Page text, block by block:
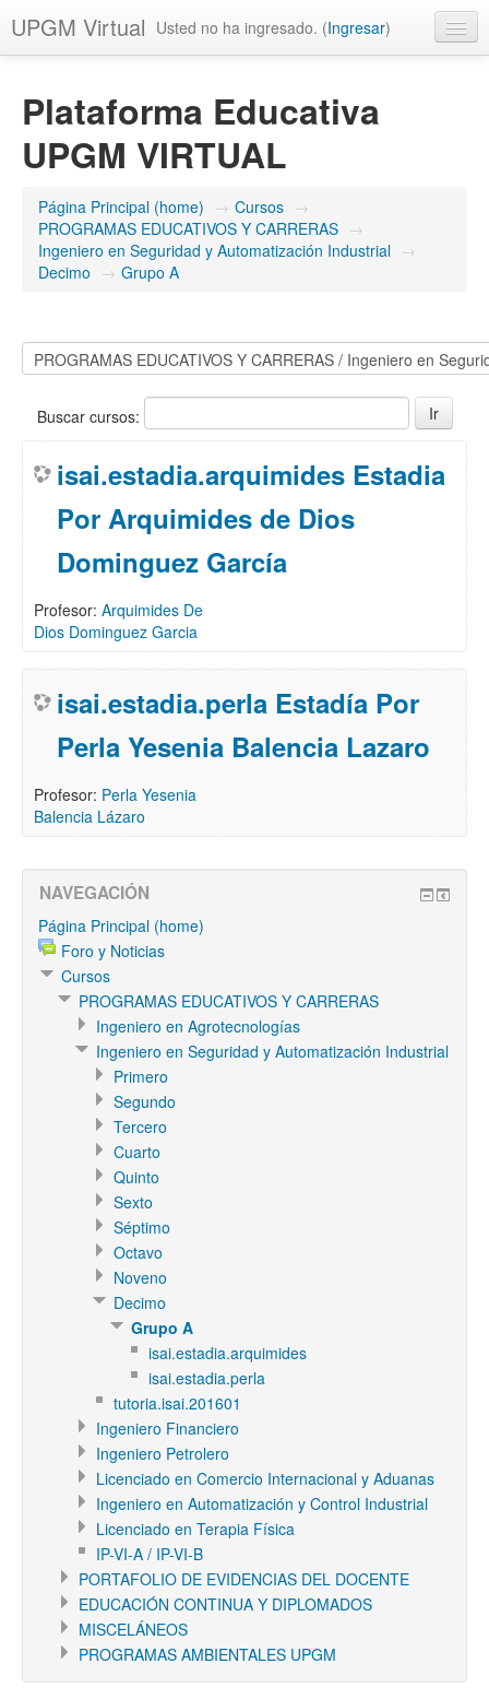
UPGM Virtual Usted no ha ingresado. (Ingresar)
Plataforma Educativa
UPGM VIRTUAL
Página Principal (home) → Cursos →
PROGRAMAS EDUCATIVOS Y CARRERAS →
Ingeniero en Seguridad y Automatización Industrial →
Decimo → Grupo A
Buscar cursos:
isai.estadia.arquimides Estadia
Por Arquimides de Dios
Dominguez García
Profesor: Arquimides De
Dios Dominguez Garcia
isai.estadia.perla Estadía Por
Perla Yesenia Balencia Lazaro
Profesor: Perla Yesenia
Balencia Lázaro
NAVEGACIÓN
Página Principal (home)
Foro y Noticias
Cursos
PROGRAMAS EDUCATIVOS Y CARRERAS
Ingeniero en Agrotecnologías
Ingeniero en Seguridad y Automatización Industrial
Primero
Segundo
Tercero
Cuarto
Quinto
Sexto
Séptimo
Octavo
Noveno
Decimo
Grupo A
isai.estadia.arquimides
isai.estadia.perla
tutoria.isai.201601
Ingeniero Financiero
Ingeniero Petrolero
Licenciado en Comercio Internacional y Aduanas
Ingeniero en Automatización y Control Industrial
Licenciado en Terapia Física
IP-VI-A / IP-VI-B
PORTAFOLIO DE EVIDENCIAS DEL DOCENTE
EDUCACIÓN CONTINUA Y DIPLOMADOS
MISCELÁNEOS
PROGRAMAS AMBIENTALES UPGM